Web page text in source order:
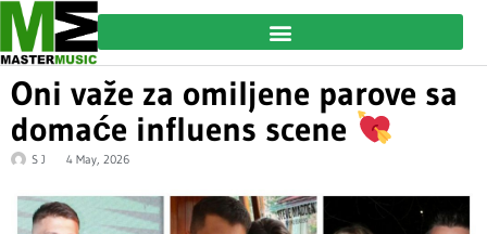
Oni važe za omiljene parove sa
domaće influens scene
S J 4 May, 2026